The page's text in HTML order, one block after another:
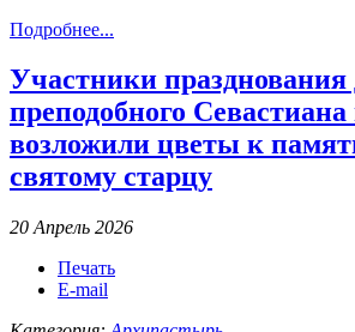
Подробнее...
Участники
преподобного
возложили цветы к
святому старцу
20 Апрель 2026
Печать
E-mail